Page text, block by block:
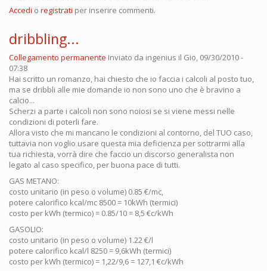
Accedi o registrati per inserire commenti.
dribbling...
Collegamento permanente Inviato da ingenius il Gio, 09/30/2010 -
07:38
Hai scritto un romanzo, hai chiesto che io faccia i calcoli al posto tuo,
ma se dribbli alle mie domande io non sono uno che è bravino a
calcio...
Scherzi a parte i calcoli non sono noiosi se si viene messi nelle
condizioni di poterli fare.
Allora visto che mi mancano le condizioni al contorno, del TUO caso,
tuttavia non voglio usare questa mia deficienza per sottrarmi alla
tua richiesta, vorrà dire che faccio un discorso generalista non
legato al caso specifico, per buona pace di tutti.
GAS METANO:
costo unitario (in peso o volume) 0.85 €/mc,
potere calorifico kcal/mc 8500 = 10kWh (termici)
costo per kWh (termico) = 0.85/10 = 8,5 €c/kWh
GASOLIO:
costo unitario (in peso o volume) 1.22 €/l
potere calorifico kcal/l 8250 = 9,6kWh (termici)
costo per kWh (termico) = 1,22/9,6 = 127,1 €c/kWh